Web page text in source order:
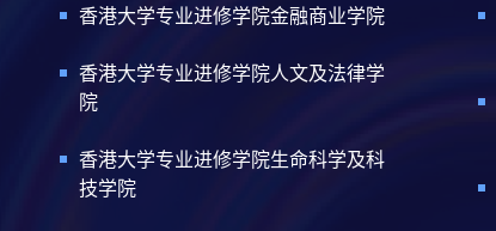
香港大学专业进修学院金融商业学院
香港大学专业进修学院人文及法律学
院
香港大学专业进修学院生命科学及科
技学院